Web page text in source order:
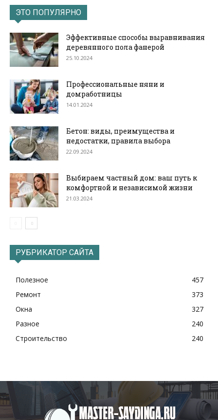
ЭТО ПОПУЛЯРНО
Эффективные способы выравнивания
деревянного пола фанерой
25.10.2024
Профессиональные няни и
домработницы
14.01.2024
Бетон: виды, преимущества и
недостатки, правила выбора
22.09.2024
Выбираем частный дом: ваш путь к
комфортной и независимой жизни
21.03.2024
РУБРИКАТОР САЙТА
Полезное
457
Ремонт
373
Окна
327
Разное
240
Строительство
240